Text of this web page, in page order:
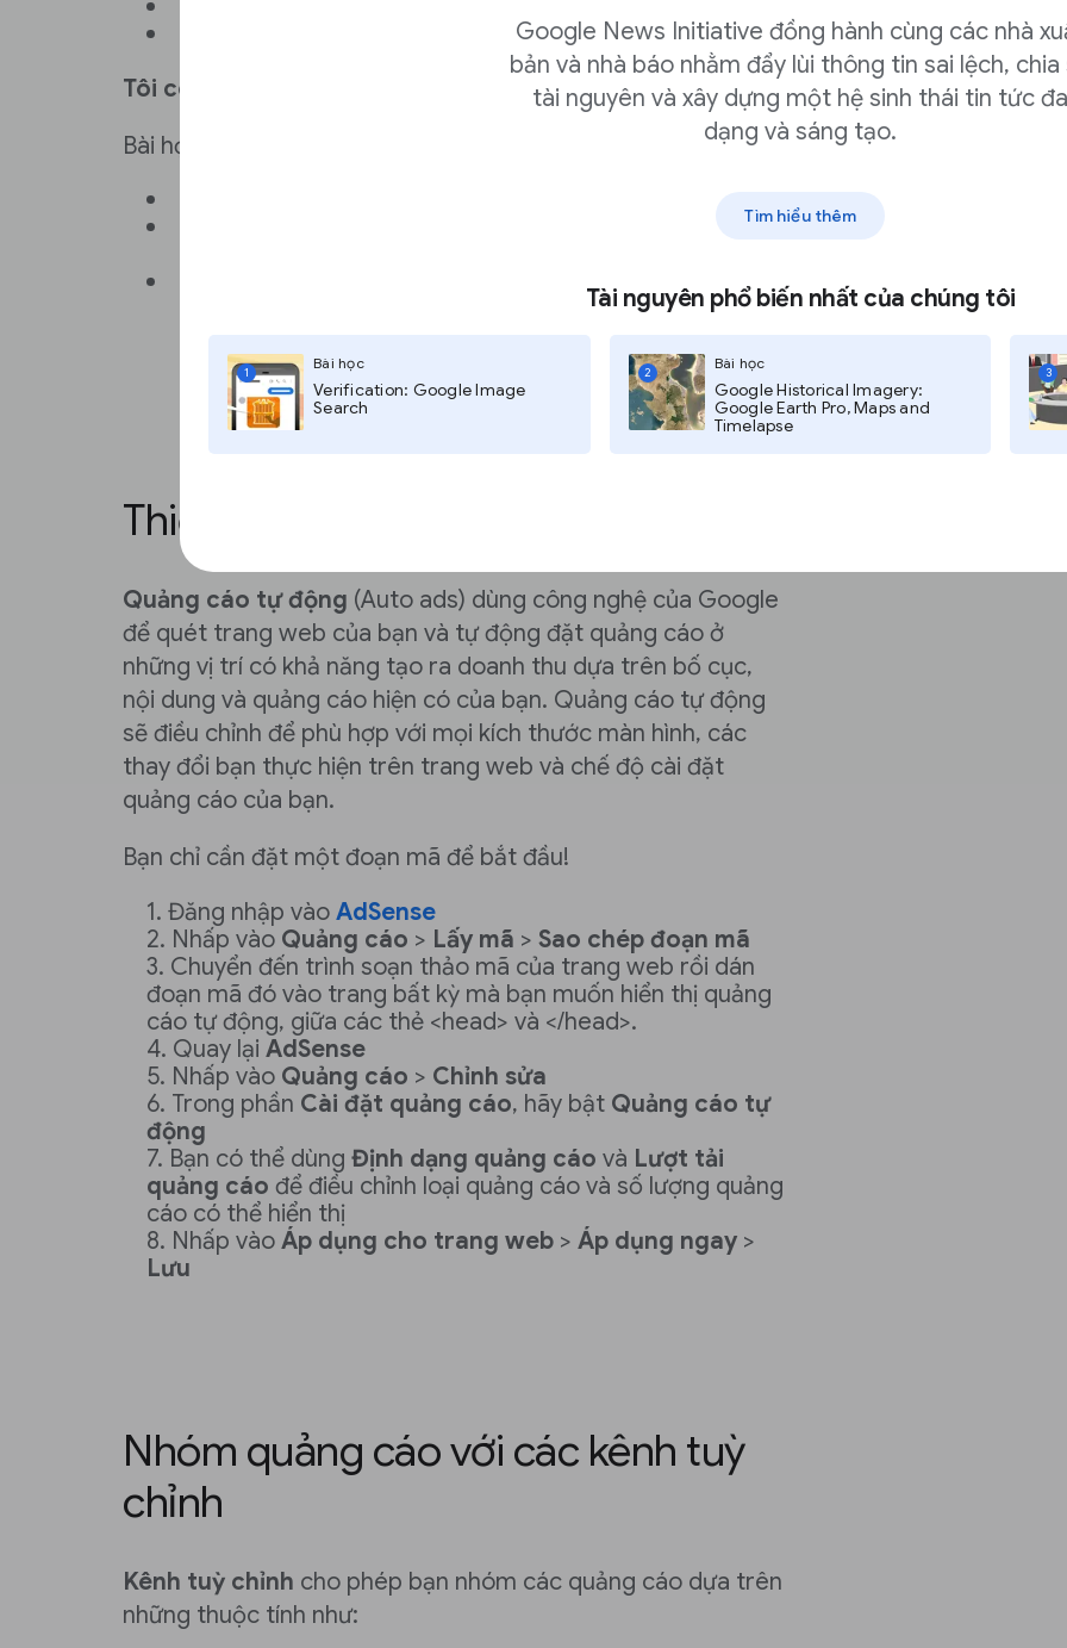
Google News Initiative đồng hành cùng các nhà
bản và nhà báo nhằm đẩy lùi thông tin sai lệch, chia
tài nguyên và xây dựng một hệ sinh thái tin tức đa
dạng và sáng tạo.
Tìm hiểu thêm
Tài nguyên phổ biến nhất của chúng tôi
1
Bài học
Verification: Google Image
Search
2
Bài học
Google Historical Imagery:
Google Earth Pro, Maps and
Timelapse
3
Tôi có thể làm gì để tăng doanh thu từ AdSense?
Bài học này sẽ đề cập đến cách:
Duy trì quyền kiểm soát biên tập đối với các quảng
cáo để đảm bảo chỉ những quảng cáo phù hợp nhất
Thiết lập Quảng cáo tự động
Quảng cáo tự động (Auto ads) dùng công nghệ của Google
để quét trang web của bạn và tự động đặt quảng cáo ở
những vị trí có khả năng tạo ra doanh thu dựa trên bố cục,
nội dung và quảng cáo hiện có của bạn. Quảng cáo tự động
sẽ điều chỉnh để phù hợp với mọi kích thước màn hình, các
thay đổi bạn thực hiện trên trang web và chế độ cài đặt
quảng cáo của bạn.
Bạn chỉ cần đặt một đoạn mã để bắt đầu!
Đăng nhập vào AdSense
Nhấp vào Quảng cáo > Lấy mã > Sao chép đoạn mã
Chuyển đến trình soạn thảo mã của trang web rồi dán
đoạn mã đó vào trang bất kỳ mà bạn muốn hiển thị quảng
cáo tự động, giữa các thẻ <head> và </head>.
Quay lại AdSense
Nhấp vào Quảng cáo > Chỉnh sửa
Trong phần Cài đặt quảng cáo, hãy bật Quảng cáo tự
động
Bạn có thể dùng Định dạng quảng cáo và Lượt tải
quảng cáo để điều chỉnh loại quảng cáo và số lượng quảng
cáo có thể hiển thị
Nhấp vào Áp dụng cho trang web > Áp dụng ngay >
Lưu
Nhóm quảng cáo với các kênh tuỳ
chỉnh
Kênh tuỳ chỉnh cho phép bạn nhóm các quảng cáo dựa trên
những thuộc tính như: